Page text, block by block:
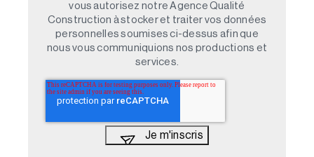
vous autorisez notre Agence Qualité
Construction à stocker et traiter vos données
personnelles soumises ci-dessus afin que
nous vous communiquions nos productions et
services.